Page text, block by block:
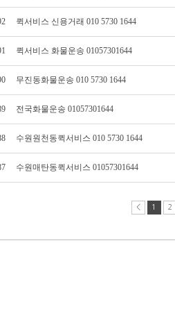
퀵서비스 신용거래 010 5730 1644
퀵서비스 화물운송 01057301644
무진동화물운송 010 5730 1644
전국화물운송 01057301644
수원원천동퀵서비스 010 5730 1644
수원매탄동퀵서비스 01057301644
< 1 2